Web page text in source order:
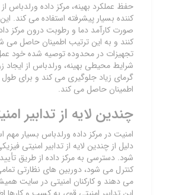
حفظ عملکرد بهینه، مرکز داده
کننده بسیار پیشرفته استفاده می کند.
صورت کارآمد دما و رطوبت درون مرکز
کنند و به این ترتیب اطمینان حاصل می
تجهیزات در محدوده توصیه شده خود
شرایط محیطی بهینه، ورلدباس از ایجاد
گرمای زیاد جلوگیری می کند و برای
اطمینان حاصل می کند.
چندین لایه از تدابیر
امنیت در مرکز داده ورلدباس بسیار
دلیل از چندین لایه از تدابیر امنیتی
شود. دسترسی به مرکز داده از طریق
کنترل می شود، دوربین های نظارتی
می دهند و کارکنان امنیتی در سایت